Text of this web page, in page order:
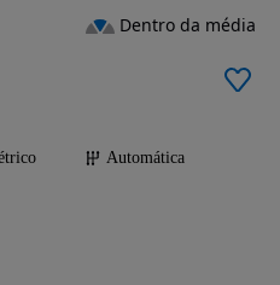
Automática
Dentro da média